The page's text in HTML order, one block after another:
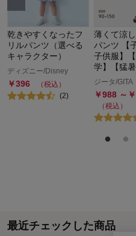
乾きやすくなったフ
リルパンツ（選べる
キャラクター）
ディズニー/Disney
￥396
（税込）
(2)
薄くて涼
パンツ 【
子供服】
学】【猛暑
ジータ/GITA
￥988 ～￥
（税込）
最近チェックした商品